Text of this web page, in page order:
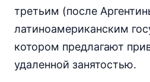
третьим (после
латиноамериканским
котором предлагают
удаленной занятостью.